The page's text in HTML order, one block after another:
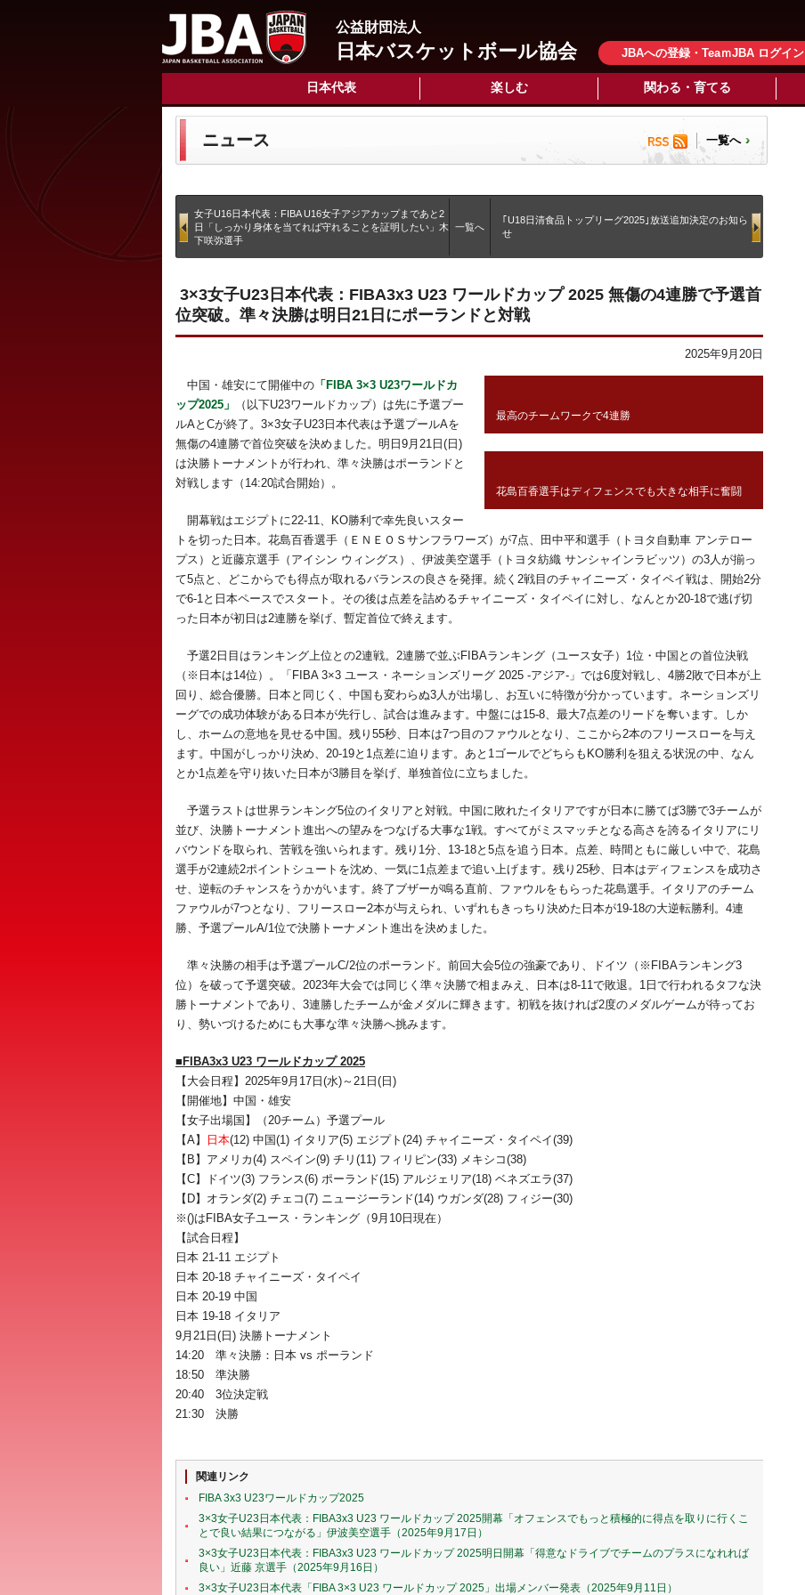
公益財団法人
日本バスケットボール協会 JBAへの登録・TeaｍJBA ログイン
日本代表 楽しむ 関わる・育てる
ニュース 一覧へ
女子U16日本代表：FIBA U16女子アジアカップまであと2
日「しっかり身体を当てれば守れることを証明したい」木
下咲弥選手
一覧へ
｢U18日清食品トップリーグ2025｣放送追加決定のお知ら
せ
3×3女子U23日本代表：FIBA3x3 U23 ワールドカップ 2025 無傷の4連勝で予選首
位突破。準々決勝は明日21日にポーランドと対戦
2025年9月20日
最高のチームワークで4連勝
花島百香選手はディフェンスでも大きな相手に奮闘
中国・雄安にて開催中の 「FIBA 3×3 U23ワールドカ
ップ2025」
（以下U23ワールドカップ）は先に予選プー
ルAとCが終了。3×3女子U23日本代表は予選プールAを
無傷の4連勝で首位突破を決めました。明日9月21日(日)
は決勝トーナメントが行われ、準々決勝はポーランドと
対戦します（14:20試合開始）。
開幕戦はエジプトに22-11、KO勝利で幸先良いスター
トを切った日本。花島百香選手（ＥＮＥＯＳサンフラワーズ）が7点、田中平和選手（トヨタ自動車 アンテロー
プス）と近藤京選手（アイシン ウィングス）、伊波美空選手（トヨタ紡織 サンシャインラビッツ）の3人が揃っ
て5点と、どこからでも得点が取れるバランスの良さを発揮。続く2戦目のチャイニーズ・タイペイ戦は、開始2分
で6-1と日本ペースでスタート。その後は点差を詰めるチャイニーズ・タイペイに対し、なんとか20-18で逃げ切
った日本が初日は2連勝を挙げ、暫定首位で終えます。
予選2日目はランキング上位との2連戦。2連勝で並ぶFIBAランキング（ユース女子）1位・中国との首位決戦
（※日本は14位）。「FIBA 3×3 ユース・ネーションズリーグ 2025 -アジア-」では6度対戦し、4勝2敗で日本が上
回り、総合優勝。日本と同じく、中国も変わらぬ3人が出場し、お互いに特徴が分かっています。ネーションズリ
ーグでの成功体験がある日本が先行し、試合は進みます。中盤には15-8、最大7点差のリードを奪います。しか
し、ホームの意地を見せる中国。残り55秒、日本は7つ目のファウルとなり、ここから2本のフリースローを与え
ます。中国がしっかり決め、20-19と1点差に迫ります。あと1ゴールでどちらもKO勝利を狙える状況の中、なん
とか1点差を守り抜いた日本が3勝目を挙げ、単独首位に立ちました。
予選ラストは世界ランキング5位のイタリアと対戦。中国に敗れたイタリアですが日本に勝てば3勝で3チームが
並び、決勝トーナメント進出への望みをつなげる大事な1戦。すべてがミスマッチとなる高さを誇るイタリアにリ
バウンドを取られ、苦戦を強いられます。残り1分、13-18と5点を追う日本。点差、時間ともに厳しい中で、花島
選手が2連続2ポイントシュートを沈め、一気に1点差まで追い上げます。残り25秒、日本はディフェンスを成功さ
せ、逆転のチャンスをうかがいます。終了ブザーが鳴る直前、ファウルをもらった花島選手。イタリアのチーム
ファウルが7つとなり、フリースロー2本が与えられ、いずれもきっちり決めた日本が19-18の大逆転勝利。4連
勝、予選プールA/1位で決勝トーナメント進出を決めました。
準々決勝の相手は予選プールC/2位のポーランド。前回大会5位の強豪であり、ドイツ（※FIBAランキング3
位）を破って予選突破。2023年大会では同じく準々決勝で相まみえ、日本は8-11で敗退。1日で行われるタフな決
勝トーナメントであり、3連勝したチームが金メダルに輝きます。初戦を抜ければ2度のメダルゲームが待ってお
り、勢いづけるためにも大事な準々決勝へ挑みます。
■FIBA3x3 U23 ワールドカップ 2025
【大会日程】2025年9月17日(水)～21日(日)
【開催地】中国・雄安
【女子出場国】（20チーム）予選プール
【A】
日本(12) 中国(1) イタリア(5) エジプト(24) チャイニーズ・タイペイ(39)
【B】アメリカ(4) スペイン(9) チリ(11) フィリピン(33) メキシコ(38)
【C】ドイツ(3) フランス(6) ポーランド(15) アルジェリア(18) ベネズエラ(37)
【D】オランダ(2) チェコ(7) ニュージーランド(14) ウガンダ(28) フィジー(30)
※()はFIBA女子ユース・ランキング（9月10日現在）
【試合日程】
日本 21-11 エジプト
日本 20-18 チャイニーズ・タイペイ
日本 20-19 中国
日本 19-18 イタリア
9月21日(日) 決勝トーナメント
14:20 準々決勝：日本 vs ポーランド
18:50 準決勝
20:40 3位決定戦
21:30 決勝
関連リンク
FIBA 3x3 U23ワールドカップ2025
3×3女子U23日本代表：FIBA3x3 U23 ワールドカップ 2025開幕「オフェンスでもっと積極的に得点を取りに行くこ
とで良い結果につながる」伊波美空選手（2025年9月17日）
3×3女子U23日本代表：FIBA3x3 U23 ワールドカップ 2025明日開幕「得意なドライブでチームのプラスになれれば
良い」近藤 京選手（2025年9月16日）
3×3女子U23日本代表「FIBA 3×3 U23 ワールドカップ 2025」出場メンバー発表（2025年9月11日）